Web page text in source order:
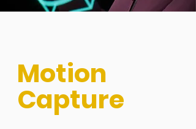
Motion
Capture